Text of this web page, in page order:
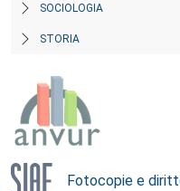
SOCIOLOGIA
STORIA
Fotocopie e